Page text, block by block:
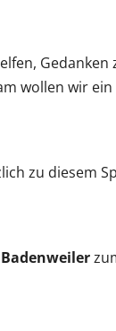
wollen wir ein
zu diesem